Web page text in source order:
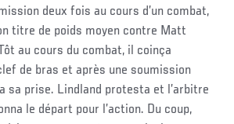
deux fois au cours d’un combat,
titre de poids moyen contre Matt
au cours du combat, il coinça
de bras et après une soumission
sa prise. Lindland protesta et l’arbitre
le départ pour l’action. Du coup,